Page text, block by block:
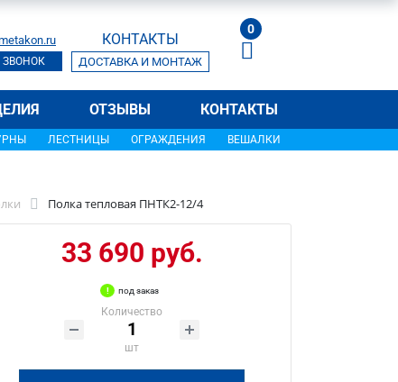
ЗВОНОК
КОНТАКТЫ
ДОСТАВКА И МОНТАЖ
0
ОТЗЫВЫ КОНТАКТЫ
ЛЕСТНИЦЫ ОГРАЖДЕНИЯ ВЕШАЛКИ
Полка тепловая ПНТК2-12/4
33 690 руб.
под заказ
Количество
шт